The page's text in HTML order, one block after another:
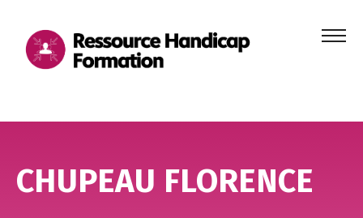
Menu
CHUPEAU FLORENCE